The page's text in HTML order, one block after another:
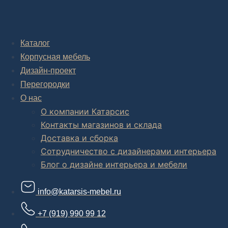
Каталог
Корпусная мебель
Дизайн-проект
Перегородки
О нас
О компании Катарсис
Контакты магазинов и склада
Доставка и сборка
Сотрудничество с дизайнерами интерьера
Блог о дизайне интерьера и мебели
info@katarsis-mebel.ru
+7 (919) 990 99 12